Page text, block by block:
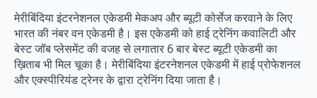
मेरीबिंदिया इंटरनेशनल एकेडमी मेकअप और ब्यूटी कोर्सेज करवाने के लिए
भारत की नंबर वन एकेडमी है। इस एकेडमी को हाई ट्रेनिंग कवालिटी और
बेस्ट जॉब प्लेसमेंट की वजह से लगातार 6 बार बेस्ट ब्यूटी एकेडमी का
ख़िताब भी मिल चूका है। मेरीबिंदिया इंटरनेशनल एकेडमी में हाई प्रोफेशनल
और एक्स्पीरियंड ट्रेनर के द्वारा ट्रेनिंग दिया जाता है।